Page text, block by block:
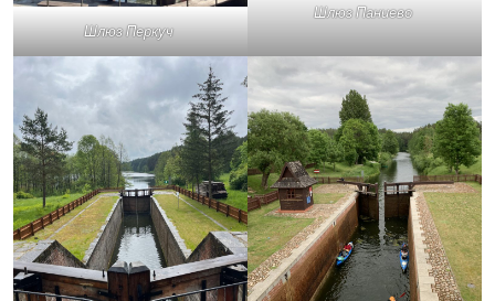
Шлюз Перкуч
Шлюз Паниево